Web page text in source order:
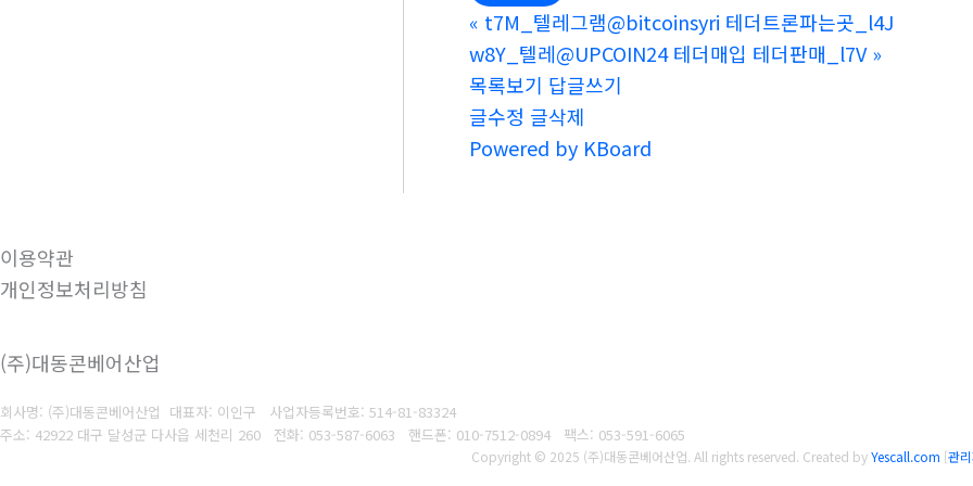
« t7M_텔레그램@bitcoinsyri 테더트론파는곳_l4J
w8Y_텔레@UPCOIN24 테더매입 테더판매_l7V »
목록보기 답글쓰기
글수정 글삭제
Powered by KBoard
이용약관
개인정보처리방침
(주)대동콘베어산업
회사명: (주)대동콘베어산업 대표자: 이인구 사업자등록번호: 514-81-83324
주소: 42922 대구 달성군 다사읍 세천리 260 전화: 053-587-6063 핸드폰: 010-7512-0894 팩스: 053-591-6065
Copyright © 2025 (주)대동콘베어산업. All rights reserved. Created byYescall.com [관